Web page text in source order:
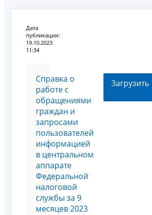
Дата
публикации:
19.10.2023
11:34
Справка о
работе с
обращениями
граждан и
запросами
пользователей
информацией
в центральном
аппарате
Федеральной
налоговой
службы за 9
месяцев 2023
Загрузить